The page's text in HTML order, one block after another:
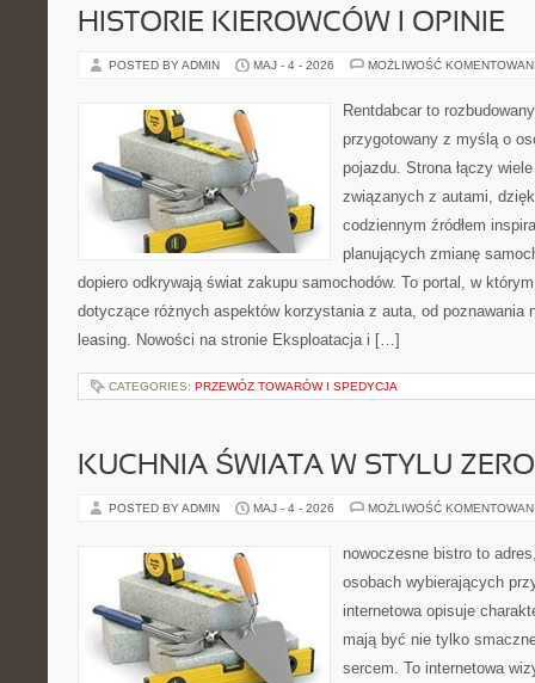
HISTORIE KIEROWCÓW I OPINIE
POSTED BY ADMIN MAJ - 4 - 2026 MOŻLIWOŚĆ
Rentdabcar to
przygotowany z myślą o
pojazdu. Strona łączy
związanych z autami,
codziennym źródłem
planujących zmianę
dopiero odkrywają świat zakupu samochodów. To portal, w
dotyczące różnych aspektów korzystania z auta, od poznawania
leasing. Nowości na stronie Eksploatacja i […]
CATEGORIES: PRZEWÓZ TOWARÓW I SPEDYCJA
KUCHNIA ŚWIATA W STYLU
POSTED BY ADMIN MAJ - 4 - 2026 MOŻLIWOŚĆ
nowoczesne bistro to
osobach wybierających
internetowa opisuje
mają być nie tylko
sercem. To internetowa